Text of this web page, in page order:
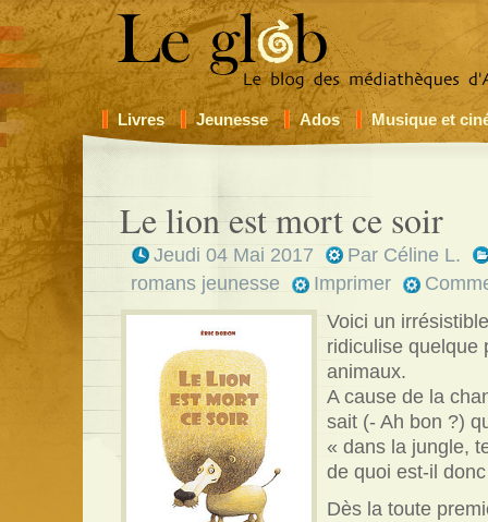
Livres Jeunesse Ados Musique et
Le lion est mort ce soir
Jeudi 04 Mai 2017 Par Céline L.
romans jeunesse
Imprimer
Voici un
ridiculise quelque
animaux.
A cause de la
sait (- Ah bon ?)
« dans la jungle,
de quoi est-il
Dès la toute